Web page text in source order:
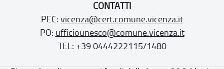
CONTATTI
PEC: vicenza@cert.comune.vicenza.it
PO: ufficiounesco@comune.vicenza.it
TEL: +39 0444222115/1480